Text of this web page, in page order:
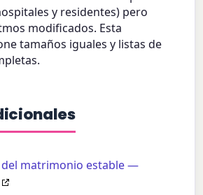
y residentes) pero
modificados. Esta
tamaños iguales y listas de
del matrimonio estable —